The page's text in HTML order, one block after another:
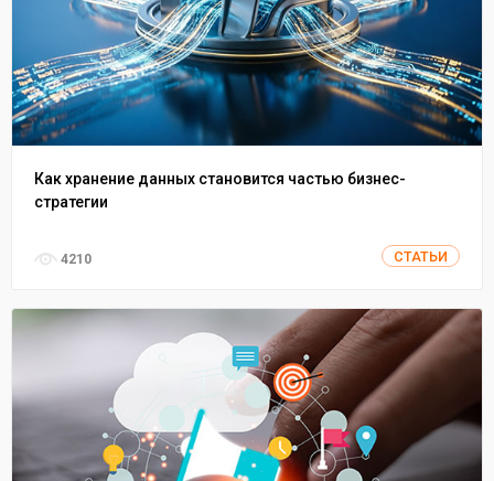
Как хранение данных становится частью бизнес-
стратегии
4210 СТАТЬИ